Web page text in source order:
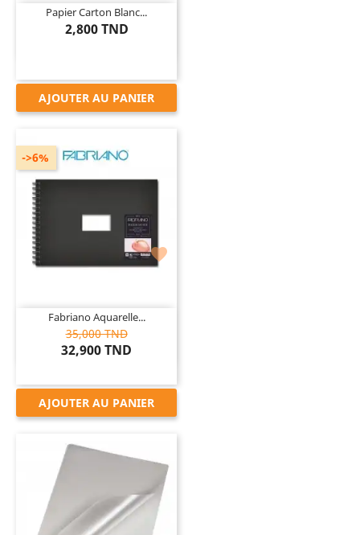
Papier Carton Blanc...
2,800 TND
AJOUTER AU PANIER

Fabriano Aquarelle...
35,000 TND
32,900 TND
->6%
AJOUTER AU PANIER